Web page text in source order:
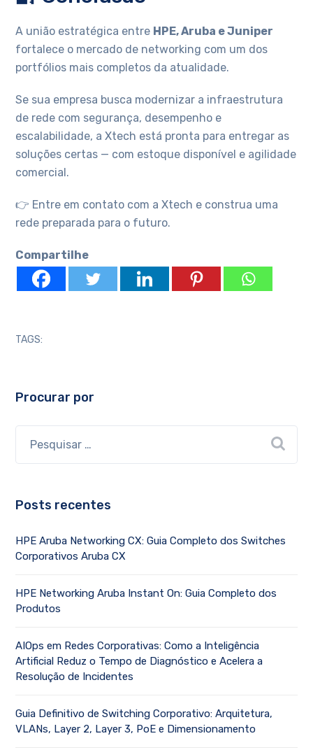
A união estratégica entre HPE, Aruba e Juniper
fortalece o mercado de networking com um dos
portfólios mais completos da atualidade.
Se sua empresa busca modernizar a infraestrutura
de rede com segurança, desempenho e
escalabilidade, a Xtech está pronta para entregar as
soluções certas — com estoque disponível e agilidade
comercial.
👉 Entre em contato com a Xtech e construa uma
rede preparada para o futuro.
Compartilhe
TAGS:
Procurar por
Posts recentes
HPE Aruba Networking CX: Guia Completo dos Switches
Corporativos Aruba CX
HPE Networking Aruba Instant On: Guia Completo dos
Produtos
AIOps em Redes Corporativas: Como a Inteligência
Artificial Reduz o Tempo de Diagnóstico e Acelera a
Resolução de Incidentes
Guia Definitivo de Switching Corporativo: Arquitetura,
VLANs, Layer 2, Layer 3, PoE e Dimensionamento